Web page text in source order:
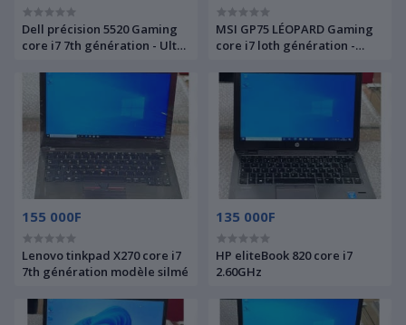
Dell précision 5520 Gaming
core i7 7th génération - Ultra
MSI GP75 LÉOPARD Gaming
core i7 loth génération -
2.60GHz
155 000F
Lenovo tinkpad X270 core i7
7th génération modèle silmé
135 000F
HP eliteBook 820 core i7
2.60GHz